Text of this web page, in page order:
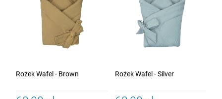
Rożek Wafel - Brown Rożek Wafel - Silver